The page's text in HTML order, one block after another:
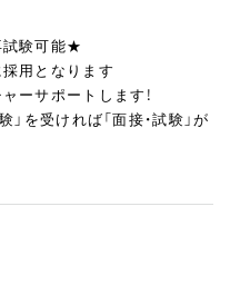
試験可能★
用となります
ーサポートします！
」を受ければ「面接・試験」が